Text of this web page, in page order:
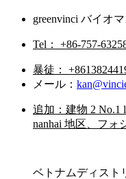
greenvinci バイオ
Tel： +86-757-
暴徒：
メール：
追加：建物 2 No.1
nanhai 地区、フォ
ベトナムディスト